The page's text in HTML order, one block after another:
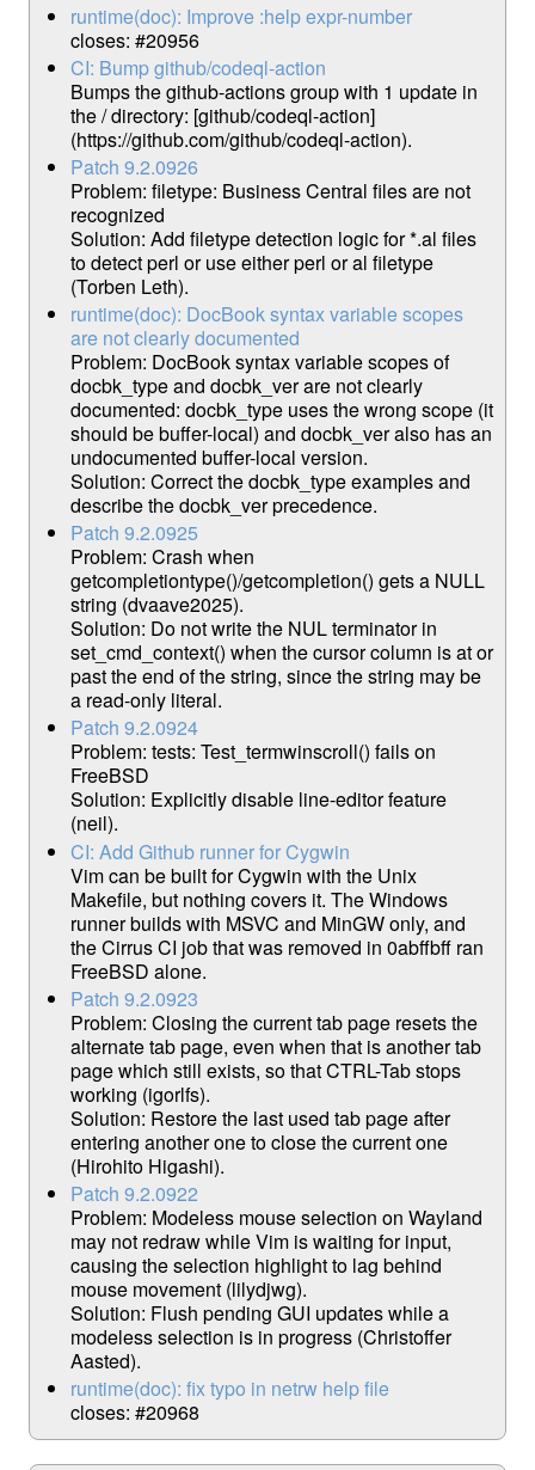
runtime(doc): Improve :help expr-number
closes: #20956
CI: Bump github/codeql-action
Bumps the github-actions group with 1 update in
the / directory: [github/codeql-action]
(https://github.com/github/codeql-action).
Patch 9.2.0926
Problem: filetype: Business Central files are not
recognized
Solution: Add filetype detection logic for *.al files
to detect perl or use either perl or al filetype
(Torben Leth).
runtime(doc): DocBook syntax variable scopes
are not clearly documented
Problem: DocBook syntax variable scopes of
docbk_type and docbk_ver are not clearly
documented: docbk_type uses the wrong scope (it
should be buffer-local) and docbk_ver also has an
undocumented buffer-local version.
Solution: Correct the docbk_type examples and
describe the docbk_ver precedence.
Patch 9.2.0925
Problem: Crash when
getcompletiontype()/getcompletion() gets a NULL
string (dvaave2025).
Solution: Do not write the NUL terminator in
set_cmd_context() when the cursor column is at or
past the end of the string, since the string may be
a read-only literal.
Patch 9.2.0924
Problem: tests: Test_termwinscroll() fails on
FreeBSD
Solution: Explicitly disable line-editor feature
(neil).
CI: Add Github runner for Cygwin
Vim can be built for Cygwin with the Unix
Makefile, but nothing covers it. The Windows
runner builds with MSVC and MinGW only, and
the Cirrus CI job that was removed in 0abffbff ran
FreeBSD alone.
Patch 9.2.0923
Problem: Closing the current tab page resets the
alternate tab page, even when that is another tab
page which still exists, so that CTRL-Tab stops
working (igorlfs).
Solution: Restore the last used tab page after
entering another one to close the current one
(Hirohito Higashi).
Patch 9.2.0922
Problem: Modeless mouse selection on Wayland
may not redraw while Vim is waiting for input,
causing the selection highlight to lag behind
mouse movement (lilydjwg).
Solution: Flush pending GUI updates while a
modeless selection is in progress (Christoffer
Aasted).
runtime(doc): fix typo in netrw help file
closes: #20968